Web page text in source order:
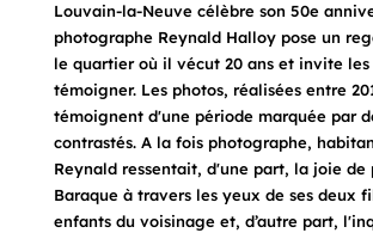
Louvain-la-Neuve célèbre son 50e
photographe Reynald Halloy pose un
le quartier où il vécut 20 ans et invite les
témoigner. Les photos, réalisées entre
témoignent d'une période marquée par
contrastés. A la fois photographe,
Reynald ressentait, d'une part, la joie de
Baraque à travers les yeux de ses deux
enfants du voisinage et, d’autre part,